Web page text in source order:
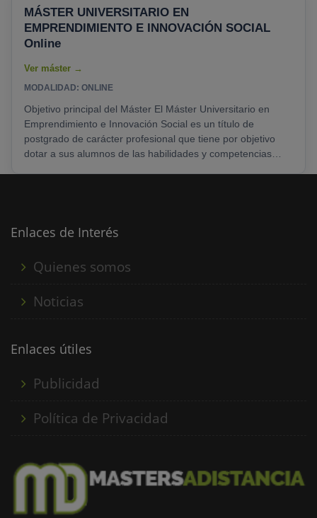
En esta guía, exploraremos las salidas profesionales y las
razones para considerar este programa, diseñado
éxito......
MÁSTER UNIVERSITARIO EN
EMPRENDIMIENTO E INNOVACIÓN SOCIAL
Online
MODALIDAD: ONLINE
Objetivo principal del Máster El Máster Universitario en
Emprendimiento e Innovación Social es un título de
postgrado de carácter profesional que tiene por objetivo
dotar a sus alumnos de las habilidades y competencias
innovadoras y sostenibles, que incluyan en su matriz......
Enlaces de Interés
Quienes somos
Noticias
Enlaces útiles
Publicidad
Política de Privacidad